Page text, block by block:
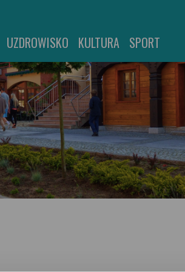
UZDROWISKO KULTURA SPORT